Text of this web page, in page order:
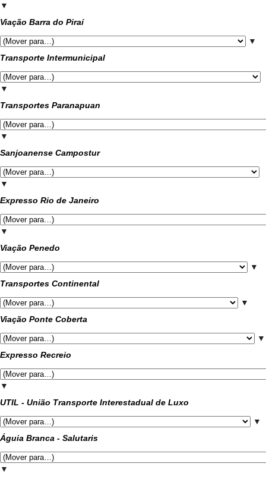
▼
Viação Barra do Piraí
▼
Transporte Intermunicipal
▼
Transportes Paranapuan
▼
Sanjoanense Campostur
▼
Expresso Rio de Janeiro
▼
Viação Penedo
▼
Transportes Continental
▼
Viação Ponte Coberta
▼
Expresso Recreio
▼
UTIL - União Transporte Interestadual de Luxo
▼
Águia Branca - Salutaris
▼